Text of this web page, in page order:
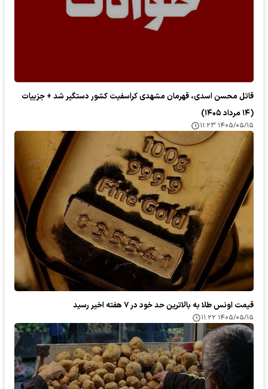
قاتل محسن اسدی، قهرمان مشهدی کراسفیت کشور دستگیر شد + جزییات
(۱۴ مرداد ۱۴۰۵)
۱۴۰۵/۰۵/۱۵ ۱۱:۲۳
قیمت اونس طلا به بالاترین حد خود در ۷ هفته اخیر رسید
۱۴۰۵/۰۵/۱۵ ۱۱:۲۲